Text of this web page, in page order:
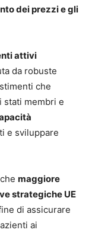
dei prezzi e gli
attivi
da robuste
che
stati membri e
e sviluppare
maggiore
strategiche UE
di assicurare
ai